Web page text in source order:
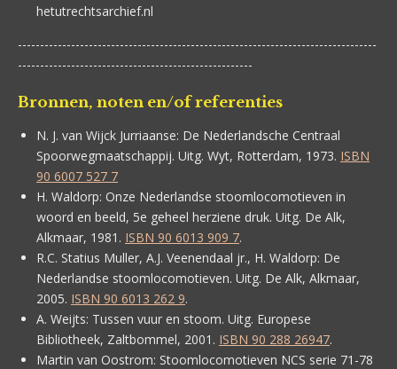
hetutrechtsarchief.nl
---------------------------------------------------------------------------------
-----------------------------------------------------
Bronnen, noten en/of referenties
N. J. van Wijck Jurriaanse: De Nederlandsche Centraal
Spoorwegmaatschappij. Uitg. Wyt, Rotterdam, 1973. ISBN
90 6007 527 7
H. Waldorp: Onze Nederlandse stoomlocomotieven in
woord en beeld, 5e geheel herziene druk. Uitg. De Alk,
Alkmaar, 1981. ISBN 90 6013 909 7.
R.C. Statius Muller, A.J. Veenendaal jr., H. Waldorp: De
Nederlandse stoomlocomotieven. Uitg. De Alk, Alkmaar,
2005. ISBN 90 6013 262 9.
A. Weijts: Tussen vuur en stoom. Uitg. Europese
Bibliotheek, Zaltbommel, 2001. ISBN 90 288 26947.
Martin van Oostrom: Stoomlocomotieven NCS serie 71-78